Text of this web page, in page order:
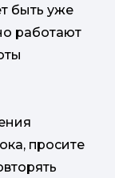
быть уже
работают
просите